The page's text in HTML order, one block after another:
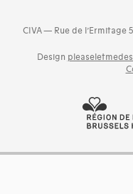
CIVA — Rue de l’Ermitage
Design